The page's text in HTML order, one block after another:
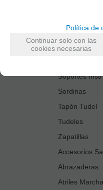
Limpiadores
Protectores
Soportes
Sordinas
Tapón Tudel
Tudeles
Zapatillas
Accesorios
Abrazaderas
Atriles Marcha
Política de
Continuar solo con las
cookies necesarias